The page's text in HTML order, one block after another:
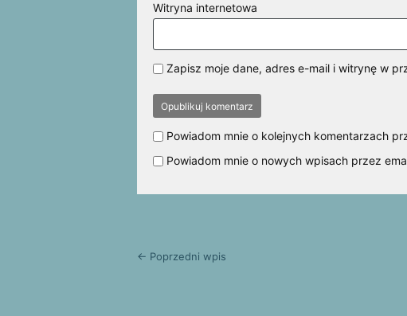
Witryna internetowa
Zapisz moje dane, adres e-mail i witrynę w
Powiadom mnie o kolejnych komentarzach
Powiadom mnie o nowych wpisach przez
← Poprzedni wpis